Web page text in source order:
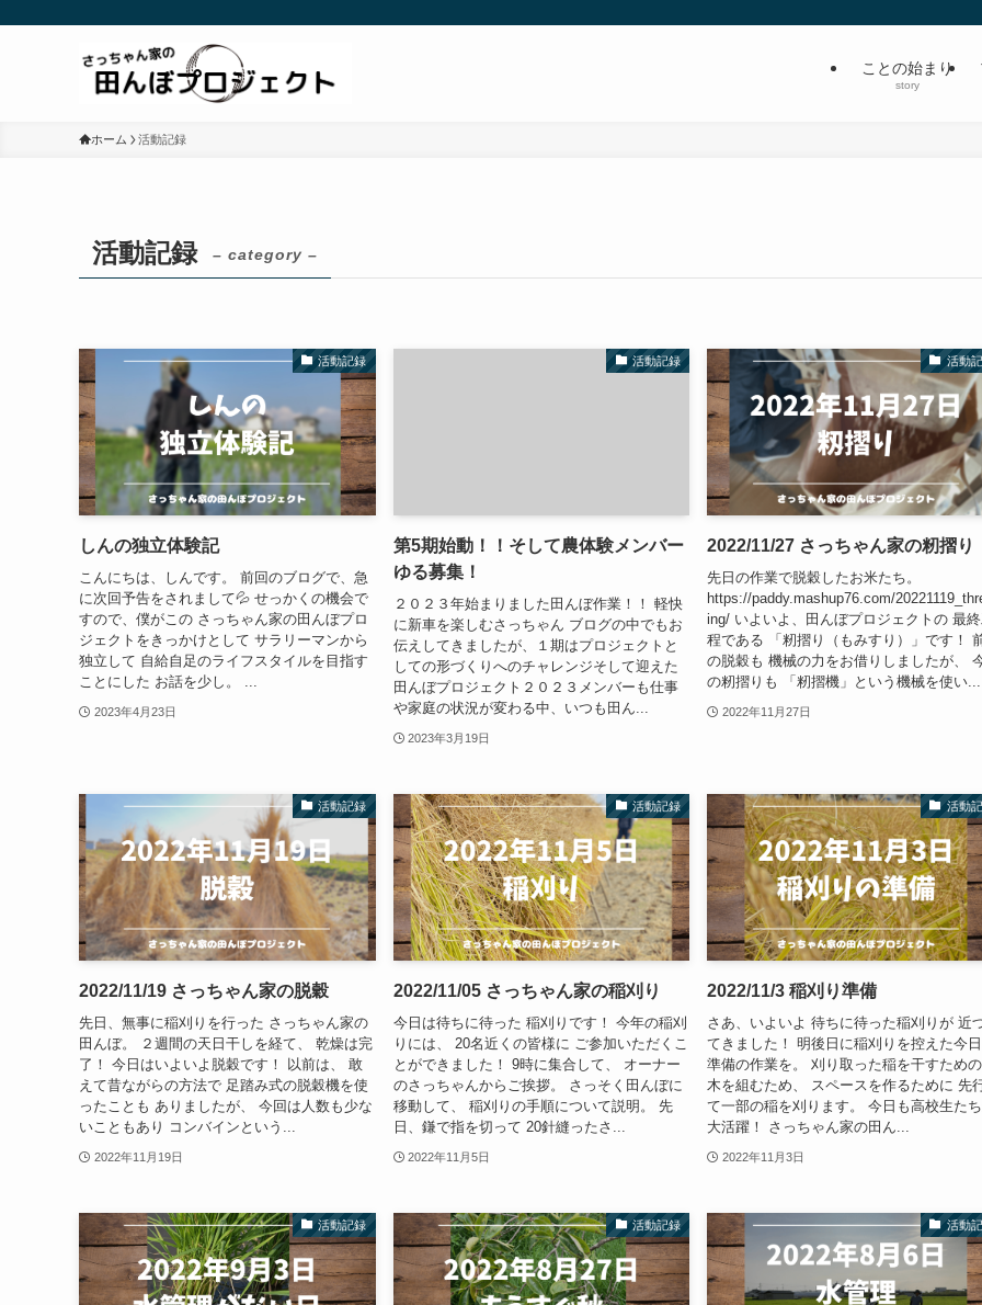
ことの始まり
story
ホーム 活動記録
活動記録 – category –
活動記録
しんの独立体験記
こんにちは、しんです。 前回のブログで、急
に次回予告をされまして💦 せっかくの機会で
すので、僕がこの さっちゃん家の田んぼプロ
ジェクトをきっかけとして サラリーマンから
独立して 自給自足のライフスタイルを目指す
ことにした お話を少し。 ...
2023年4月23日
活動記録
第5期始動！！そして農体験メンバー
ゆる募集！
２０２３年始まりました田んぼ作業！！ 軽快
に新車を楽しむさっちゃん ブログの中でもお
伝えしてきましたが、１期はプロジェクトと
しての形づくりへのチャレンジそして迎えた
田んぼプロジェクト２０２３メンバーも仕事
や家庭の状況が変わる中、いつも田ん...
2023年3月19日
活動
2022/11/27 さっちゃん家の籾摺り
先日の作業で脱穀したお米たち。
https://paddy.mashup76.com/
ing/ いよいよ、田んぼプロジェクトの 最
程である 「籾摺り（もみすり）」です！
の脱穀も 機械の力をお借りしましたが、
の籾摺りも 「籾摺機」という機械を使い...
2022年11月27日
活動記録
2022/11/19 さっちゃん家の脱穀
先日、無事に稲刈りを行った さっちゃん家の
田んぼ。 ２週間の天日干しを経て、 乾燥は完
了！ 今日はいよいよ脱穀です！ 以前は、 敢
えて昔ながらの方法で 足踏み式の脱穀機を使
ったことも ありましたが、 今回は人数も少な
いこともあり コンバインという...
2022年11月19日
活動記録
2022/11/05 さっちゃん家の稲刈り
今日は待ちに待った 稲刈りです！ 今年の稲刈
りには、 20名近くの皆様に ご参加いただくこ
とができました！ 9時に集合して、 オーナー
のさっちゃんからご挨拶。 さっそく田んぼに
移動して、 稲刈りの手順について説明。 先
日、鎌で指を切って 20針縫ったさ...
2022年11月5日
活動
2022/11/3 稲刈り準備
さあ、いよいよ 待ちに待った稲刈りが 近
てきました！ 明後日に稲刈りを控えた今
準備の作業を。 刈り取った稲を干すため
木を組むため、 スペースを作るために 先
て一部の稲を刈ります。 今日も高校生た
大活躍！ さっちゃん家の田ん...
2022年11月3日
活動記録 活動記録 活動